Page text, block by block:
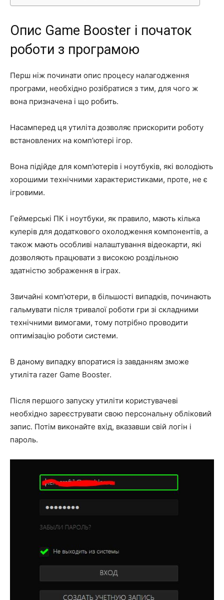
Опис Game Booster і початок
роботи з програмою
Перш ніж починати опис процесу налагодження
програми, необхідно розібратися з тим, для чого ж
вона призначена і що робить.
Насамперед ця утиліта дозволяє прискорити роботу
встановлених на комп’ютері ігор.
Вона підійде для комп’ютерів і ноутбуків, які володіють
хорошими технічними характеристиками, проте, не є
ігровими.
Геймерські ПК і ноутбуки, як правило, мають кілька
кулерів для додаткового охолодження компонентів, а
також мають особливі налаштування відеокарти, які
дозволяють працювати з високою роздільною
здатністю зображення в іграх.
Звичайні комп’ютери, в більшості випадків, починають
гальмувати після тривалої роботи гри зі складними
технічними вимогами, тому потрібно проводити
оптимізацію роботи системи.
В даному випадку впоратися із завданням зможе
утиліта razer Game Booster.
Після першого запуску утиліти користувачеві
необхідно зареєструвати свою персональну обліковий
запис. Потім виконайте вхід, вказавши свій логін і
пароль.